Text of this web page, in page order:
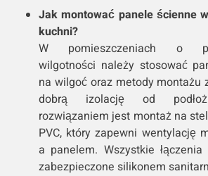
Jak montować panele ścienne
kuchni?
W pomieszczeniach o
wilgotności należy stosować
na wilgoć oraz metody montażu
dobrą izolację od
rozwiązaniem jest montaż na
PVC, który zapewni wentylację
a panelem. Wszystkie
zabezpieczone silikonem